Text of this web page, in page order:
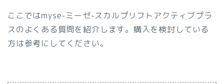
ここではmyse-ミーゼ-スカルプリフトアクティブプラ
スのよくある質問を紹介します。購入を検討している
方は参考にしてください。